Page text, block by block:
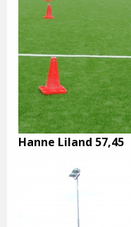
Hanne Liland 57,45